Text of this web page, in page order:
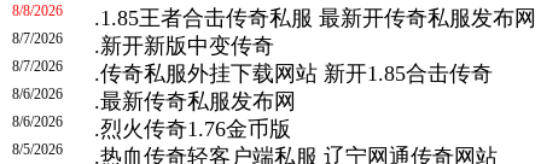
.1.85王者合击传奇私服 最新开传奇私服发布网
8/8/2026
.新开新版中变传奇
8/7/2026
.传奇私服外挂下载网站 新开1.85合击传奇
8/7/2026
.最新传奇私服发布网
8/6/2026
.烈火传奇1.76金币版
8/6/2026
.热血传奇轻客户端私服 辽宁网通传奇网站
8/5/2026